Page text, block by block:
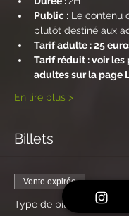
Public : Le contenu
plutôt destiné aux
Tarif adulte : 25
Tarif réduit : voir les
adultes sur la page
En lire plus >
Billets
Vente expirée
Type de billet